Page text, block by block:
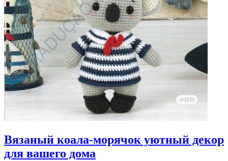
Вязаный коала-морячок уютный декор
для вашего дома